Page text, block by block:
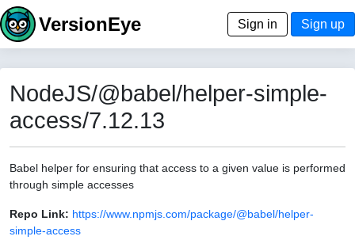
VersionEye Sign in Sign up
NodeJS/@babel/helper-simple-
access/7.12.13
Babel helper for ensuring that access to a given value is performed
through simple accesses
Repo Link: https://www.npmjs.com/package/@babel/helper-
simple-access